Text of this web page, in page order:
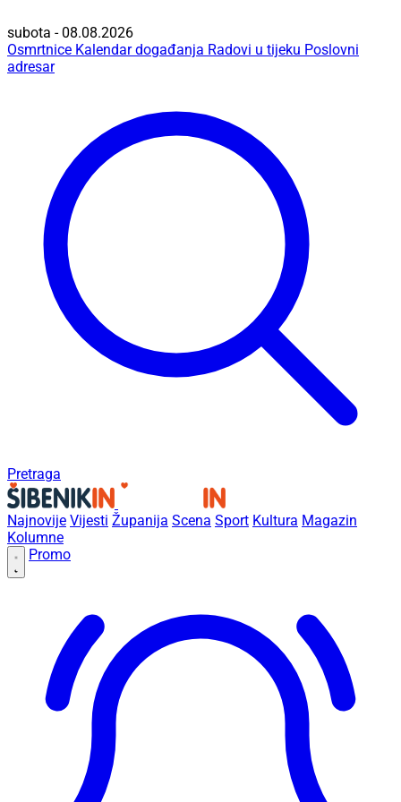
subota - 08.08.2026
Osmrtnice Kalendar događanja Radovi u tijeku Poslovni
adresar
Pretraga
Najnovije Vijesti Županija Scena Sport Kultura Magazin
Kolumne
Promo